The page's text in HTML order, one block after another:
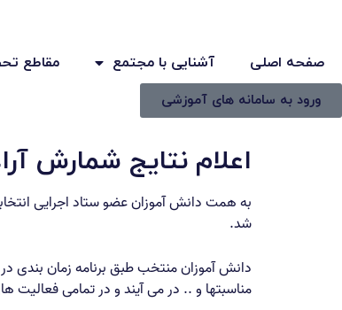
صفحه اصلی آشنایی با مجتمع مقاطع
ورود به سامانه های آموزشی
اعلام نتایج شمارش
به همت دانش آموزان عضو ستاد اجرایی
شد.
دانش آموزان منتخب طبق برنامه زمان
مناسبتها و .. در می آیند و در تمامی